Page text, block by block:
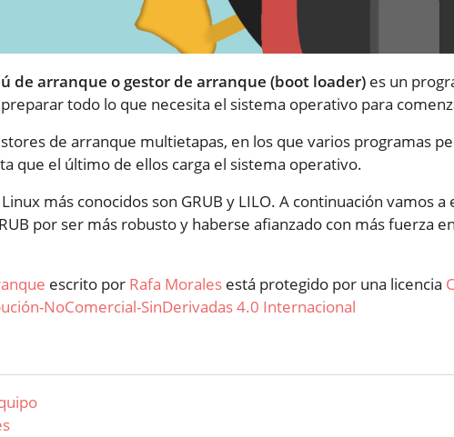
de arranque o gestor de arranque (boot loader) es un
todo lo que necesita el sistema operativo para
de arranque multietapas, en los que varios programas
que el último de ellos carga el sistema operativo.
más conocidos son GRUB y LILO. A continuación vamos a
por ser más robusto y haberse afianzado con más fuerza
escrito por Rafa Morales está protegido por una licencia
NoComercial-SinDerivadas 4.0 Internacional